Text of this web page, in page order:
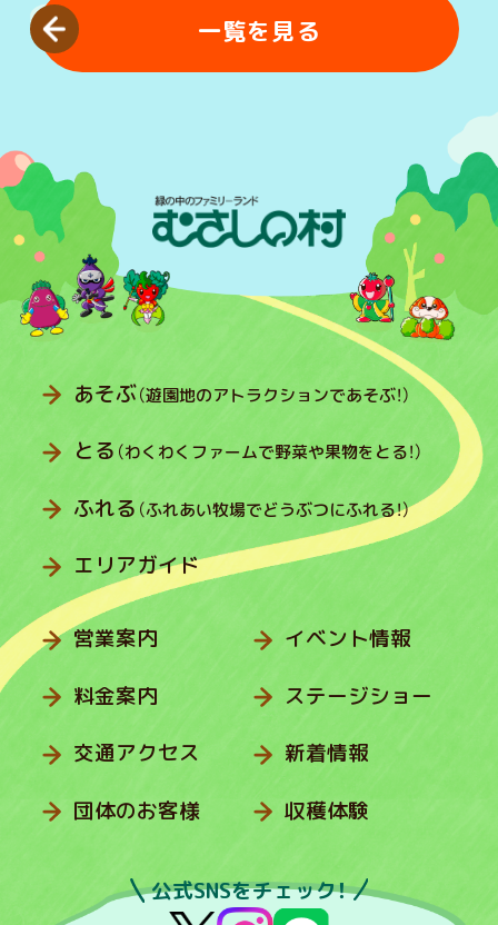
一覧を見る
あそぶ（遊園地のアトラクションであそぶ！）
とる （わくわくファームで野菜や果物をとる！）
ふれる （ふれあい牧場でどうぶつにふれる！）
エリアガイド
営業案内
料金案内
交通アクセス
団体のお客様
イベント情報
ステージショー
新着情報
収穫体験
公式SNSをチェック！